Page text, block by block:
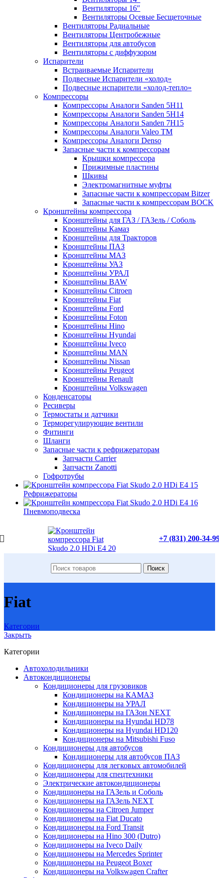
Вентиляторы 16″
Вентиляторы Осевые Бесщеточные
Вентиляторы Радиальные
Вентиляторы Центробежные
Вентиляторы для автобусов
Вентиляторы с диффузором
Испарители
Встраиваемые Испарители
Подвесные Испарители «холод»
Подвесные испарители «холод-тепло»
Компрессоры
Компрессоры Аналоги Sanden 5H11
Компрессоры Аналоги Sanden 5H14
Компрессоры Аналоги Sanden 7H15
Компрессоры Аналоги Valeo ТМ
Компрессоры Аналоги Denso
Запасные части к компрессорам
Крышки компрессора
Прижимные пластины
Шкивы
Электромагнитные муфты
Запасные части к компрессорам Bitzer
Запасные части к компрессорам BOCK
Кронштейны компрессора
Кронштейны для ГАЗ / ГАЗель / Соболь
Кронштейны Камаз
Кронштейны для Тракторов
Кронштейны ПАЗ
Кронштейны МАЗ
Кронштейны УАЗ
Кронштейны УРАЛ
Кронштейны BAW
Кронштейны Citroen
Кронштейны Fiat
Кронштейны Ford
Кронштейны Foton
Кронштейны Hino
Кронштейны Hyundai
Кронштейны Iveco
Кронштейны MAN
Кронштейны Nissan
Кронштейны Peugeot
Кронштейны Renault
Кронштейны Volkswagen
Конденсаторы
Ресиверы
Термостаты и датчики
Терморегулирующие вентили
Фитинги
Шланги
Запасные части к рефрижераторам
Запчасти Carrier
Запчасти Zanotti
Гофротрубы
Рефрижераторы
Пневмоподвеска
+7 (831) 200-34-
Поиск
Fiat
Категории
Закрыть
Категории
Автохолодильники
Автокондиционеры
Кондиционеры для грузовиков
Кондиционеры на КАМАЗ
Кондиционеры на УРАЛ
Кондиционеры на ГАЗон NEXT
Кондиционеры на Hyundai HD78
Кондиционеры на Hyundai HD120
Кондиционеры на Mitsubishi Fuso
Кондиционеры для автобусов
Кондиционеры для автобусов ПАЗ
Кондиционеры для легковых автомобилей
Кондиционеры для спецтехники
Электрические автокондиционеры
Кондиционеры на ГАЗель и Соболь
Кондиционеры на ГАЗель NEXT
Кондиционеры на Citroen Jumper
Кондиционеры на Fiat Ducato
Кондиционеры на Ford Transit
Кондиционеры на Hino 300 (Dutro)
Кондиционеры на Iveco Daily
Кондиционеры на Mercedes Sprinter
Кондиционеры на Peugeot Boxer
Кондиционеры на Volkswagen Crafter